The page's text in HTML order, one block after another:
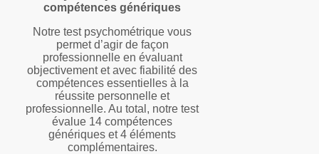
compétences génériques
Notre test psychométrique vous
permet d’agir de façon
professionnelle en évaluant
objectivement et avec fiabilité des
compétences essentielles à la
réussite personnelle et
professionnelle. Au total, notre test
évalue 14 compétences
génériques et 4 éléments
complémentaires.